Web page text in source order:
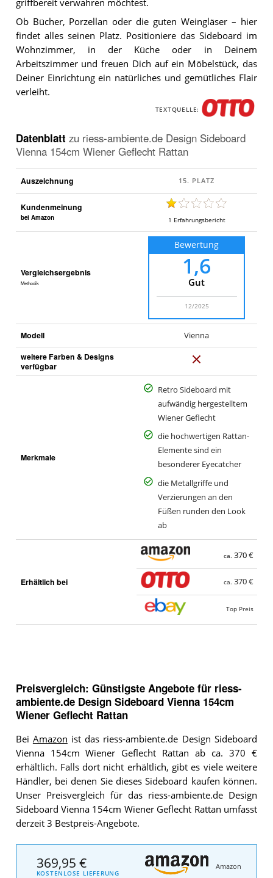
griffbereit verwahren möchtest.
Ob Bücher, Porzellan oder die guten Weingläser – hier
findet alles seinen Platz. Positioniere das Sideboard im
Wohnzimmer, in der Küche oder in Deinem
Arbeitszimmer und freuen Dich auf ein Möbelstück, das
Deiner Einrichtung ein natürliches und gemütliches Flair
verleiht.
TEXTQUELLE:
Datenblatt zu riess-ambiente.de Design Sideboard
Vienna 154cm Wiener Geflecht Rattan
Auszeichnung
Kundenmeinung
bei Amazon 1 Erfahrungsbericht
Vergleichsergebnis
Methodik
Bewertung
1,6
Gut
12/2025
Modell Vienna
weitere Farben & Designs
verfügbar
i
n
Merkmale
Retro Sideboard mit
aufwändig hergestelltem
Wiener Geflecht
die hochwertigen Rattan-
Elemente sind ein
besonderer Eyecatcher
die Metallgriffe und
Verzierungen an den
Füßen runden den Look
ab
Erhältlich bei
ca. 370 €
ca. 370 €
Top Preis
Preisvergleich: Günstigste Angebote für riess-
ambiente.de Design Sideboard Vienna 154cm
Wiener Geflecht Rattan
Bei Amazon ist das riess-ambiente.de Design Sideboard
Vienna 154cm Wiener Geflecht Rattan ab ca. 370 €
erhältlich. Falls dort nicht erhältlich, gibt es viele weitere
Händler, bei denen Sie dieses Sideboard kaufen können.
Unser Preisvergleich für das riess-ambiente.de Design
Sideboard Vienna 154cm Wiener Geflecht Rattan umfasst
derzeit 3 Bestpreis-Angebote.
369,95 €
KOSTENLOSE LIEFERUNG
Amazon